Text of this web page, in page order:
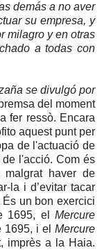
demás a no aver
su empresa, y
milagro y en otras
a todas con
se divulgó por
del moment
fer ressò. Encara
aquest punt per
de l'actuació de
l'acció. Com és
malgrat haver de
la i d’evitar tacar
un bon exercici
1695, elMercure
1695, i elMercure
imprès a la Haia.